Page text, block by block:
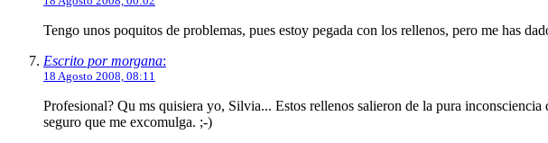
Tengo unos poquitos de problemas, pues estoy pegada con los rellenos, pero me has
Escrito por morgana:
18 Agosto 2008, 08:11
Profesional? Qu ms quisiera yo, Silvia... Estos rellenos salieron de la pura
seguro que me excomulga. ;-)